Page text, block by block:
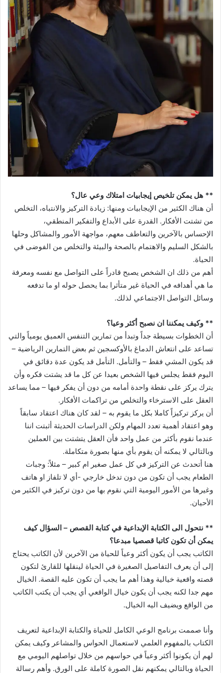
** هل يمكن تلخيص إيجابيات امتلاك وعي عال؟
أن هناك الكثير من الإيجابيات ومنها: زيادة التركيز والانتباه، التخلص
من تشتت الأفكار. القدرة على الأبداع والتفكير المنطقي،
الإحساس بالآخرين والتعاطف معهم، مواجهة الأمور والمشاكل وحلها
بالشكل السليم والاهتمام بالصحة والبيئة والتخلص من الفوضى في
الحياة.
أهم من ذلك ان الشخص يصبح قادراً على التواصل مع نفسه ومعرفة
ما هي أهدافه في الحياة غير متأثرا بما يحصل حوله او ما تدفعه
وسائل التواصل الاجتماعي لذلك.
** وكيف يمكننا ان نصبح أكثر وعيا؟
أن الخطوات بسيطة جداً وتبدأ من تمارين التنفس العميق يومياً والتي
تساعد على انتعاش الدماغ بالأوكسجين ثم بعض التمارين الرياضية –
قد يكون المشي فقط – والتأمل. التأمل قد يكون عدة دقائق في
اليوم فقط يجلس فيها الشخص بعيدا عن كل ما قد يشتت فكره وأن
يترك يركز على نقطة واحدة أمامه من دون أن يفكر فيها – مما يساعد
العقل على الاسترخاء والتخلص من تراكمات الأفكار.
أن يركز تركيزاً كاملا بكل ما يقوم به – لقد كان هناك اعتقاد سابقاً
وهو اعتقاد أهمية تعدد المهام ولكن الدراسات الحديثة أثبتت اننا
عندما نقوم بأكثر من عمل واحد فأن العقل يتشتت بين العملين
وبالتالي لا يمكنه أن يقوم بأي منها بصورة متكاملة.
هنا أتحدث عن التركيز في كل عمل صغير ام كبير – مثلاً: وجبات
الطعام يجب أن تكون من دون تدخل خارجي -أي لا تلفاز او هاتف
وغيرها من الأمور اليومية التي نقوم بها من دون تركيز في الكثير من
الأحيان.
** نتحول الى الكتابة الإبداعية في كتابة القصص – السؤال كيف
يمكن أن تكون كاتبا قصصيا مبدعا؟
الكاتب يجب أن يكون أكثر وعياً للحياة من الآخرين لأن الكاتب يحتاج
إلى أن يعرف التفاصيل الصغيرة في الحياة لينقلها للقارئ لتكون
قصته واقعية خيالية وهذا أهم ما يجب أن تكون عليه القصة. الخيال
مهم جدا لكنه يجب أن يكون خيال الواقعي أي يجب أن يكتب الكاتب
من الواقع ويضيف اليه الخيال.
وأنا صممت برنامج الوعي الكامل للحياة والكتابة الإبداعية لتعريف
الكتاب بالمفهوم العلمي لاستعمال الحواس والمشاعر وكيف يمكن
لهم أن يكونوا أكثر وعياً في حواسهم من خلال تواصلهم اليومي مع
الحياة وبالتالي يمكنهم نقل الصورة كاملة على الورق. وأهم رسالة